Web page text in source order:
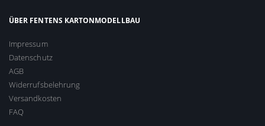
ÜBER FENTENS KARTONMODELLBAU
Impressum
Datenschutz
AGB
Widerrufsbelehrung
Versandkosten
FAQ